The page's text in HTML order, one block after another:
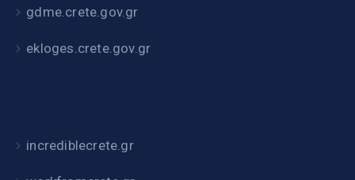
gdme.crete.gov.gr
ekloges.crete.gov.gr
incrediblecrete.gr